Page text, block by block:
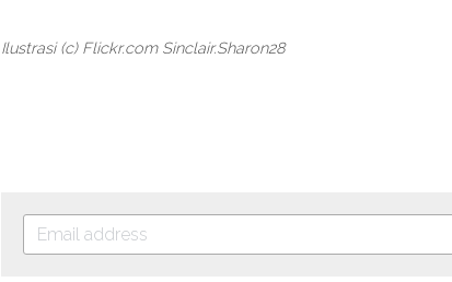
Ilustrasi (c) Flickr.com Sinclair.Sharon28